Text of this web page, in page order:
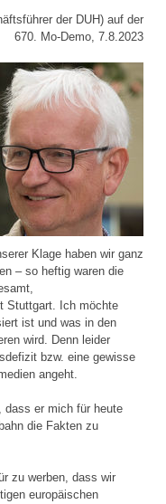
der DUH) auf der
670. Mo-Demo, 7.8.2023
Klage haben wir ganz
– so heftig waren die
Stuttgart. Ich möchte
ist und was in den
wird. Denn leider
bzw. eine gewisse
angeht.
dass er mich für heute
die Fakten zu
zu werben, dass wir
europäischen